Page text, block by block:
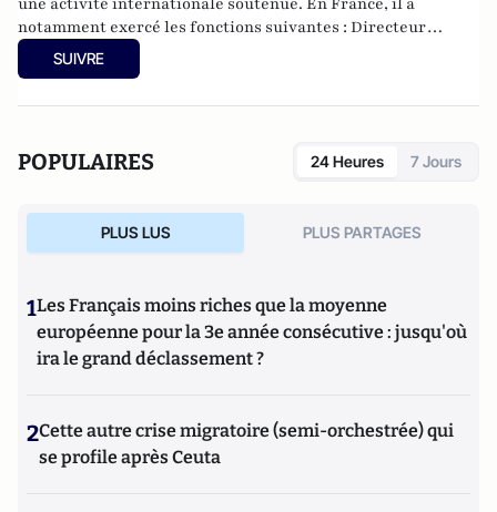
notamment exercé les fonctions suivantes : Directeur
Général adjoint de Cap Gemini (2005), Président Directeur
Général de Numericable-Completel (2008) et Président du
PME françaises. Il a toujours été impliqué dans des
actionnaire actif dans ProActive Academy, ESS qui a pour
mission de rapprocher les jeunes sans emploi des
entreprises. De 2014 à 2017, il a été Directeur adjoint de la
SUIVRE
POPULAIRES 24 Heures 7 Jours
PLUS LUS PLUS PARTAGES
1Les Français moins riches que la moyenne
européenne pour la 3e année consécutive : jusqu'où
ira le grand déclassement ?
2Cette autre crise migratoire (semi-orchestrée) qui
se profile après Ceuta